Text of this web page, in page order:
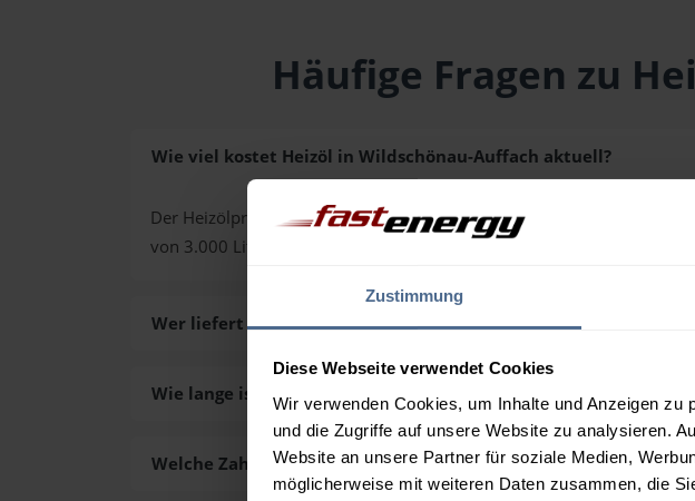
Zustimmung
Diese Webseite verwendet Cookies
Wir verwenden Cookies, um Inhalte und Anzeigen
und die Zugriffe auf unsere Website zu analysieren.
Website an unsere Partner für soziale Medien,
möglicherweise mit weiteren Daten zusammen, die
Häufige Fragen zu
Wie viel kostet Heizöl in Wildschönau-Auffach aktuell?
Der Heizölpreis in Wildschönau-Auffach (PLZ 6313) liegt aktuell bei
von 3.000 Liter. Den exakten Preis für Ihre Wunschmenge erhalten Sie
Wer liefert das Heizöl in Wildschönau-Auffach aus?
Wie lange ist die Lieferzeit des Heizöls in Wildschönau-Auffach?
Welche Zahlungsarten gibt es?